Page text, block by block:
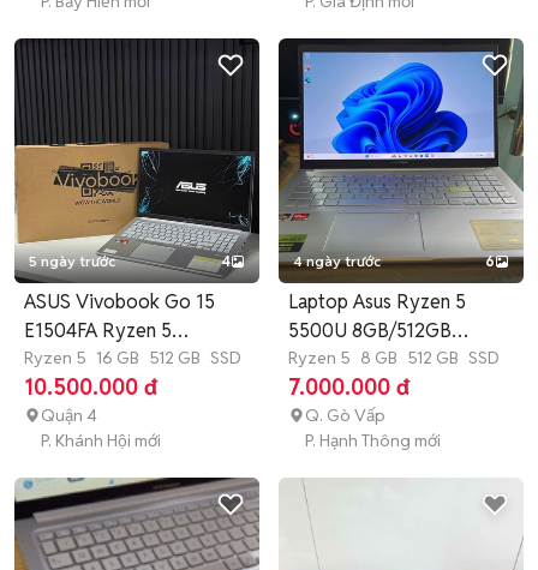
5 ngày trước 4
ASUS Vivobook Go 15
E1504FA Ryzen 5
16GB/512GB
Ryzen 5 16 GB 512 GB SSD
10.500.000 đ
Quận 4
P. Khánh Hội mới
4 ngày trước 6
Laptop Asus Ryzen 5
5500U 8GB/512GB
15.6inch Oled
Ryzen 5 8 GB 512 GB SSD
7.000.000 đ
Q. Gò Vấp
P. Hạnh Thông mới